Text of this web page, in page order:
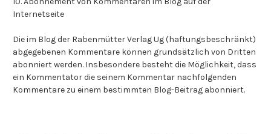
Internetseite
Die im Blog der Rabenmütter Verlag Ug (haftungsbeschränkt)
abgegebenen Kommentare können grundsätzlich von Dritten
abonniert werden. Insbesondere besteht die Möglichkeit, dass
ein Kommentator die seinem Kommentar nachfolgenden
Kommentare zu einem bestimmten Blog-Beitrag abonniert.